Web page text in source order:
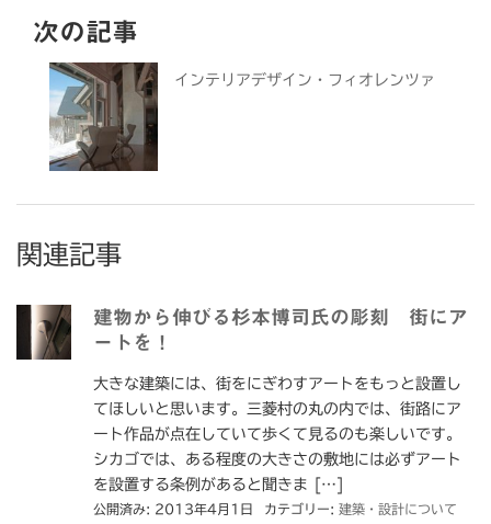
次の記事
インテリアデザイン・フィオレンツァ
関連記事
建物から伸びる杉本博司氏の彫刻 街にア
ートを！
大きな建築には、街をにぎわすアートをもっと設置し
てほしいと思います。三菱村の丸の内では、街路にア
ート作品が点在していて歩くて見るのも楽しいです。
シカゴでは、ある程度の大きさの敷地には必ずアート
を設置する条例があると聞きま […]
公開済み: 2013年4月1日 カテゴリー: 建築・設計について